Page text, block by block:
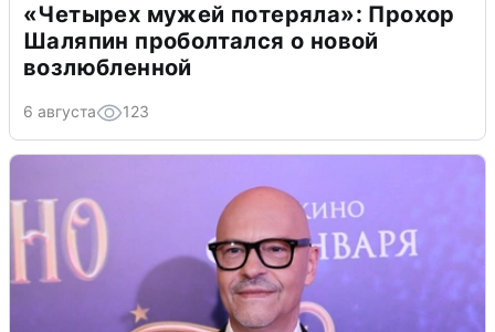
«Четырех мужей потеряла»: Прохор
Шаляпин проболтался о новой
возлюбленной
6 августа 123